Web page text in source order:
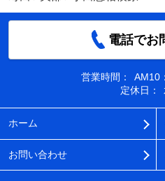
電話でお
営業時間：
AM10
定休日：
ホーム
お問い合わせ